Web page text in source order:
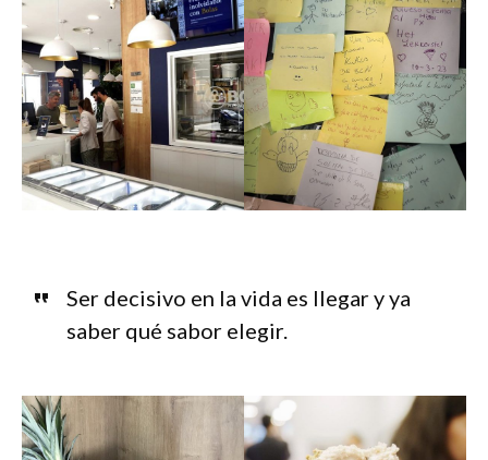
Ser decisivo en la vida es llegar y ya
saber qué sabor elegir.